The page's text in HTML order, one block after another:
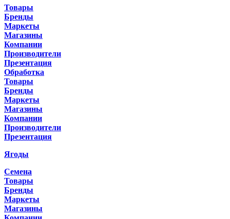
Товары
Бренды
Маркеты
Магазины
Компании
Производители
Презентация
Обработка
Товары
Бренды
Маркеты
Магазины
Компании
Производители
Презентация
Ягоды
Семена
Товары
Бренды
Маркеты
Магазины